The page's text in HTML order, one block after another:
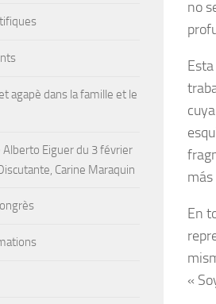
no
En
«
agapè dans la famille et le
Alberto Eiguer du 3 février
Carine Maraquin